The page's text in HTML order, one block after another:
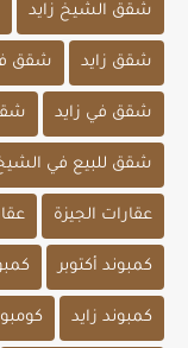
شقق الشيخ زايد
شقق زايد شقق
شقق في زايد
شقق للبيع في الشيخ
عقارات الجيزة
كمبوند أكتوبر
كمبوند زايد